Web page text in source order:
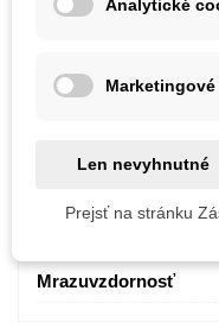
Výrobca
Mrazuvzdornosť
Analytické
Len nevyhnutné
Prejsť na stránku